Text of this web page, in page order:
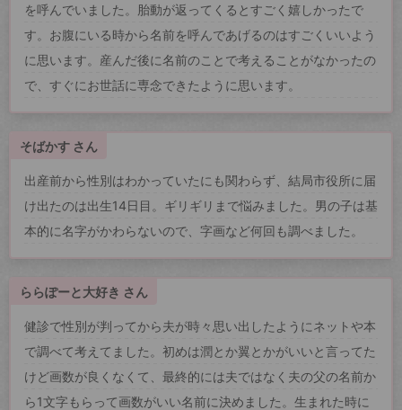
を呼んでいました。胎動が返ってくるとすごく嬉しかったで
す。お腹にいる時から名前を呼んであげるのはすごくいいよう
に思います。産んだ後に名前のことで考えることがなかったの
で、すぐにお世話に専念できたように思います。
そばかす さん
出産前から性別はわかっていたにも関わらず、結局市役所に届
け出たのは出生14日目。ギリギリまで悩みました。男の子は基
本的に名字がかわらないので、字画など何回も調べました。
ららぽーと大好き さん
健診で性別が判ってから夫が時々思い出したようにネットや本
で調べて考えてました。初めは潤とか翼とかがいいと言ってた
けど画数が良くなくて、最終的には夫ではなく夫の父の名前か
ら1文字もらって画数がいい名前に決めました。生まれた時に